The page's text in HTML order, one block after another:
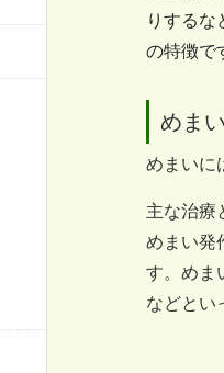
りするな
の特徴で
めま
めまいに
主な治療
めまい発
す。めま
などとい